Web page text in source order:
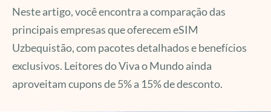
Neste artigo, você encontra a comparação das
principais empresas que oferecem eSIM
Uzbequistão, com pacotes detalhados e benefícios
exclusivos. Leitores do Viva o Mundo ainda
aproveitam cupons de 5% a 15% de desconto.